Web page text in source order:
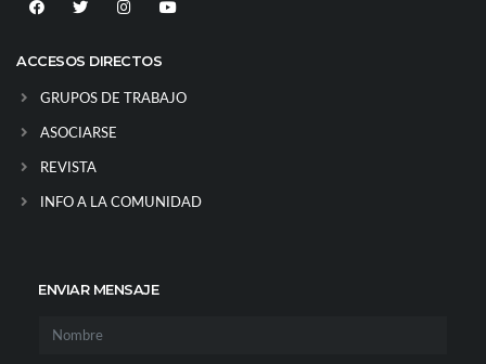
ACCESOS DIRECTOS
GRUPOS DE TRABAJO
ASOCIARSE
REVISTA
INFO A LA COMUNIDAD
ENVIAR MENSAJE